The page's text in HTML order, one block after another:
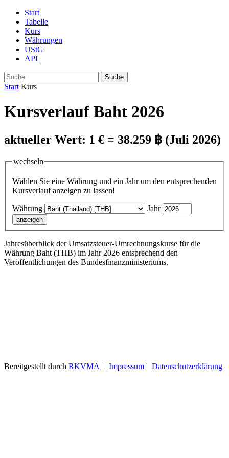
Start
Tabelle
Kurs
Währungen
UStG
API
Suche
Start Kurs
Kursverlauf Baht 2026
aktueller Wert: 1 € = 38.259 ฿ (Juli 2026)
wechseln
Wählen Sie eine Währung und ein Jahr um den entsprechenden
Kursverlauf anzeigen zu lassen!
Währung Jahr
Jahresüberblick der Umsatzsteuer-Umrechnungskurse für die
Währung Baht (THB) im Jahr 2026 entsprechend den
Veröffentlichungen des Bundesfinanzministeriums.
Bereitgestellt durch RKVMA | Impressum | Datenschutzerklärung